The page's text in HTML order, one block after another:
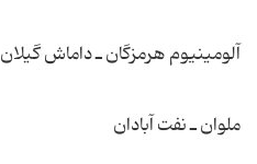
آلومینیوم هرمزگان ـ داماش گیلان
ملوان ـ نفت آبادان